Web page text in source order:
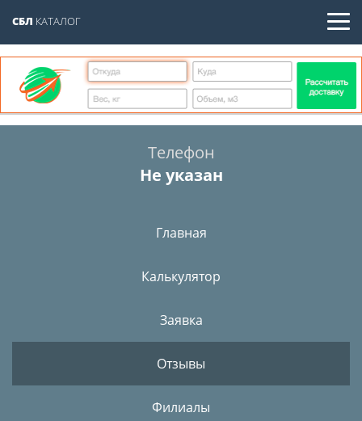
СБЛ КАТАЛОГ
Телефон
Не указан
Главная
Калькулятор
Заявка
Отзывы
Филиалы